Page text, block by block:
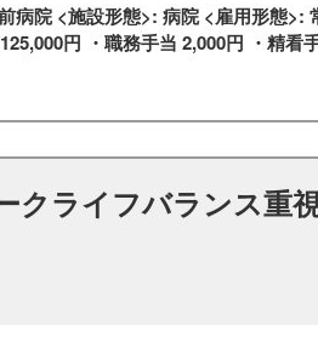
病院 <施設形態>: 病院 <雇用形態
円 ・職務手当 2,000円 ・精看
クライフバランス重